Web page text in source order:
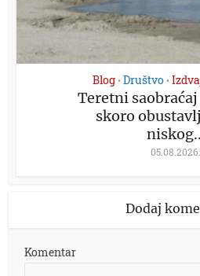
Blog • Društvo •
Teretni
skoro
05.08.2026.
Dodaj
Komentar